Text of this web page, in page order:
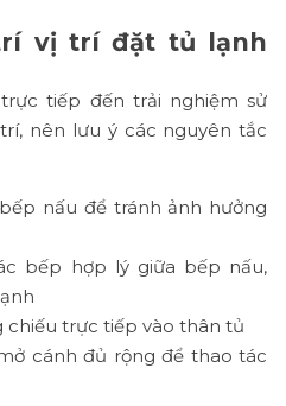
vị trí đặt tủ lạnh
tiếp đến trải nghiệm sử
nên lưu ý các nguyên tắc
nấu để tránh ảnh hưởng
bếp hợp lý giữa bếp nấu,
chiếu trực tiếp vào thân tủ
cánh đủ rộng để thao tác